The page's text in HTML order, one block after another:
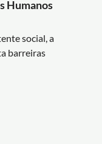
Humanos
social, a
barreiras